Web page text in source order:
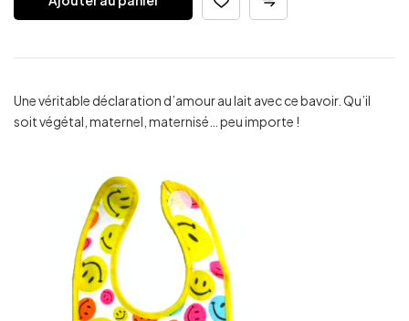
Une véritable déclaration d’amour au lait avec ce bavoir. Qu’il
soit végétal, maternel, maternisé… peu importe !